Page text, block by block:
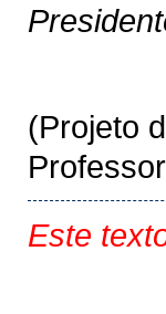
(Projeto
Este